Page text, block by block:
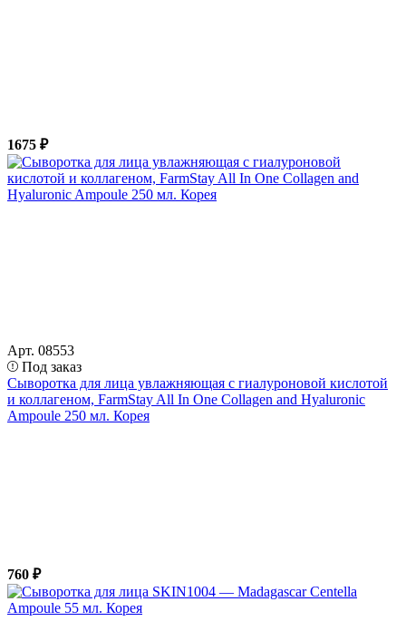
1675 ₽
Арт. 08553
Под заказ
Сыворотка для лица увлажняющая с гиалуроновой кислотой
и коллагеном, FarmStay All In One Collagen and Hyaluronic
Ampoule 250 мл. Корея
760 ₽